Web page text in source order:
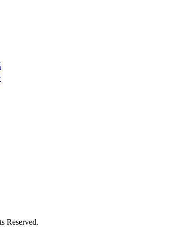
Reserved.